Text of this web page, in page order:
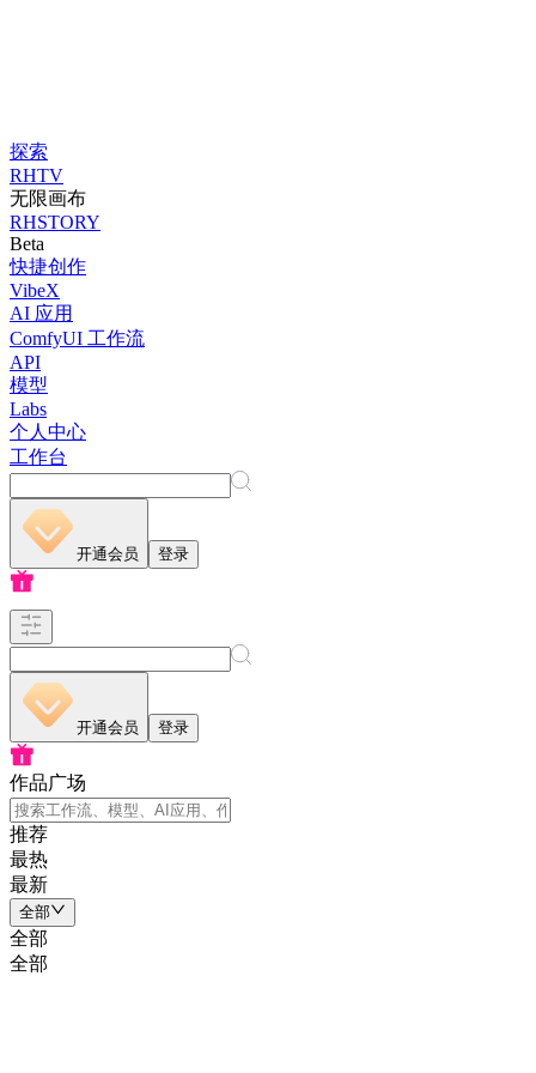
探索
RHTV
无限画布
RHSTORY
Beta
快捷创作
VibeX
AI 应用
ComfyUI 工作流
API
模型
Labs
个人中心
工作台
开通会员 登录
开通会员 登录
作品广场
推荐
最热
最新
全部
全部
全部